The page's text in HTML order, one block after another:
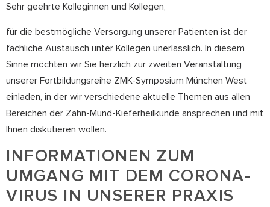
Sehr geehrte Kolleginnen und Kollegen,
für die bestmögliche Versorgung unserer Patienten ist der
fachliche Austausch unter Kollegen unerlässlich. In diesem
Sinne möchten wir Sie herzlich zur zweiten Veranstaltung
unserer Fortbildungsreihe ZMK-Symposium München West
einladen, in der wir verschiedene aktuelle Themen aus allen
Bereichen der Zahn-Mund-Kieferheilkunde ansprechen und mit
Ihnen diskutieren wollen.
INFORMATIONEN ZUM
UMGANG MIT DEM CORONA-
VIRUS IN UNSERER PRAXIS